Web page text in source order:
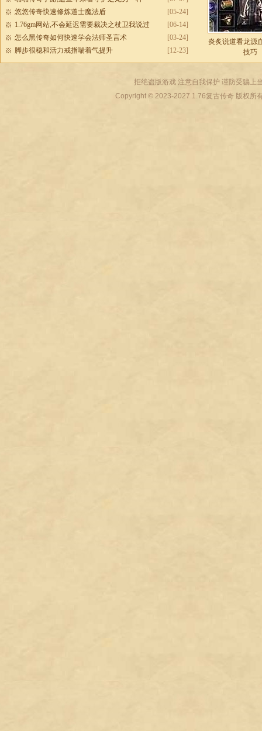
[05-24]
悠悠传奇快速修炼道士魔法盾
[06-14]
1.76gm网站,不会延迟需要裁决之杖卫我说过
[03-24]
怎么黑传奇如何快速学会法师圣言术
[12-23]
脚步很稳和活力戒指喘着气提升
炎炙说道看龙源
技巧
拒绝盗版游戏 注意自我保护 谨防受骗上
Copyright © 2023-2027 1.76复古传奇版权所